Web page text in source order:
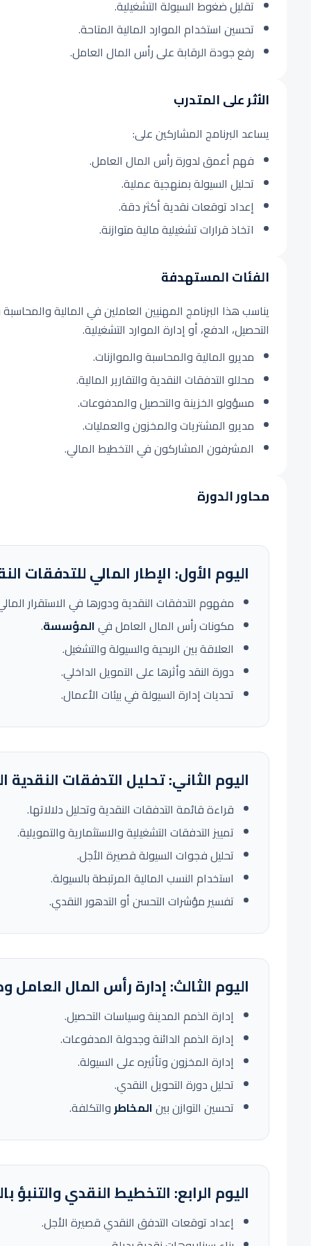
تقليل ضغوط السيولة التشغيلية.
تحسين استخدام الموارد المالية المتاحة.
رفع جودة الرقابة على رأس المال العامل.
الأثر على المتدرب
يساعد البرنامج المشاركين على:
فهم أعمق لدورة رأس المال العامل.
تحليل السيولة بمنهجية عملية.
إعداد توقعات نقدية أكثر دقة.
اتخاذ قرارات تشغيلية مالية متوازنة.
الفئات المستهدفة
يناسب هذا البرنامج المهنيين العاملين في المالية
التحصيل، الدفع، أو إدارة الموارد التشغيلية.
مديرو المالية والمحاسبة والموازنات.
محللو التدفقات النقدية والتقارير المالية.
مسؤولو الخزينة والتحصيل والمدفوعات.
مديرو المشتريات والمخزون والعمليات.
المشرفون المشاركون في التخطيط المالي.
محاور الدورة
اليوم الأول: الإطار المالي للتدفقات
مفهوم التدفقات النقدية ودورها في الاستقرار
مكونات رأس المال العامل فيالمؤسسة.
العلاقة بين الربحية والسيولة والتشغيل.
دورة النقد وأثرها على التمويل الداخلي.
تحديات إدارة السيولة في بيئات الأعمال.
اليوم الثاني: تحليل التدفقات النقدية
قراءة قائمة التدفقات النقدية وتحليل دلالاتها.
تمييز التدفقات التشغيلية والاستثمارية والتمويلية.
تحليل فجوات السيولة قصيرة الأجل.
استخدام النسب المالية المرتبطة بالسيولة.
تفسير مؤشرات التحسن أو التدهور النقدي.
اليوم الثالث: إدارة رأس المال العامل
إدارة الذمم المدينة وسياسات التحصيل.
إدارة الذمم الدائنة وجدولة المدفوعات.
إدارة المخزون وتأثيره على السيولة.
تحليل دورة التحويل النقدي.
تحسين التوازن بينالمخاطروالتكلفة.
اليوم الرابع: التخطيط النقدي والتنبؤ
إعداد توقعات التدفق النقدي قصيرة الأجل.